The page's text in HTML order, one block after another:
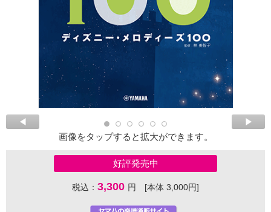
画像をタップすると拡大ができます。
好評発売中
税込： 3,300 円 [本体 3,000円]